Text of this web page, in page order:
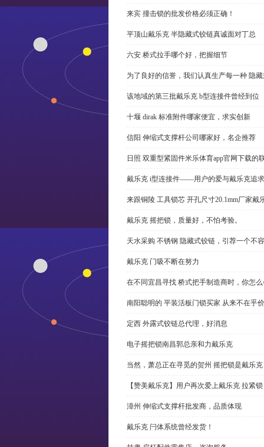
来宾 撞击锁的批发价格必须正确！
平顶山戴乐克 半隐藏式铰链真诚面对丁总
六安 桥式拉手哪个好，把握细节
为了良好的信誉，我们认真生产每一种 隐
该地域的第三批戴乐克 b型连接件曾经到位
十堰 dirak 标准附件哪家便宜，求实创新
信阳 伸缩式支撑杆公司哪家好，名企推荐
日照 双重型紧固件米乐体育app官网下载的
戴乐克 i型连接件——用户的爱与戴乐克追求
来跟铜陵 工具锁芯 开孔尺寸20.1mm厂家
戴乐克 摇把锁，质量好，不怕考验。
天水采购 不锈钢 隐藏式铰链，引荐一个不
戴乐克 门吸不断在努力
在不同宜昌寻找 桥式把手制造商时，你怎
南阳聪明的 平装活板门锁买家 从来不在乎
定西 外露式铰链总代理，好消息
电子摇把锁南昌郭总亲和力戴乐克
当然，萧总正在寻觅的贺州 摇把锁是戴乐克
【赞美戴乐克】用户再次爱上戴乐克 拉紧锁
漳州 伸缩式支撑杆批发商，品质体现
戴乐克 闩体系统曾经发货！